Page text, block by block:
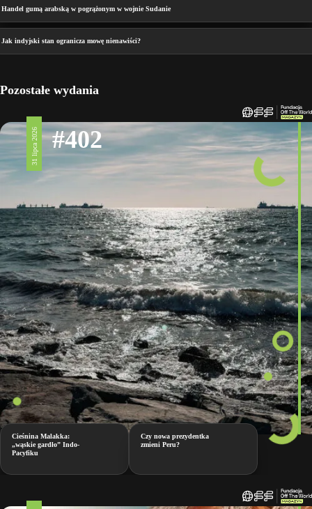
Handel gumą arabską w pogrążonym w wojnie Sudanie
Jak indyjski stan ogranicza mowę nienawiści?
Pozostałe wydania
31 lipca 2026 #402
Cieśnina Malakka:
„wąskie gardło” Indo-
Pacyfiku
Czy nowa prezydentka
zmieni Peru?